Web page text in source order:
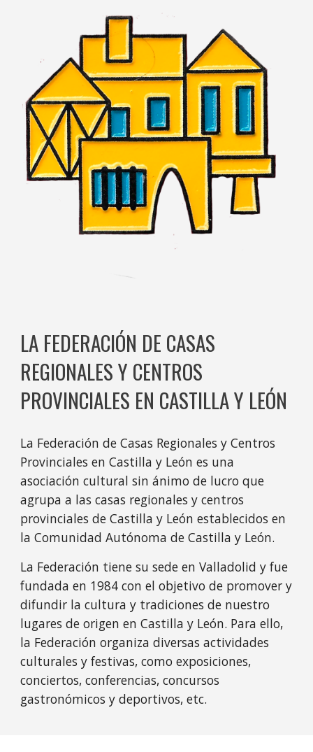
LA FEDERACIÓN DE CASAS
REGIONALES Y CENTROS
PROVINCIALES EN CASTILLA Y LEÓN
La Federación de Casas Regionales y Centros
Provinciales en Castilla y León es una
asociación cultural sin ánimo de lucro que
agrupa a las casas regionales y centros
provinciales de Castilla y León establecidos en
la Comunidad Autónoma de Castilla y León.
La Federación tiene su sede en Valladolid y fue
fundada en 1984 con el objetivo de promover y
difundir la cultura y tradiciones de nuestro
lugares de origen en Castilla y León. Para ello,
la Federación organiza diversas actividades
culturales y festivas, como exposiciones,
conciertos, conferencias, concursos
gastronómicos y deportivos, etc.